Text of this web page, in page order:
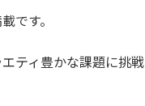
です。
ティ豊かな課題に挑戦